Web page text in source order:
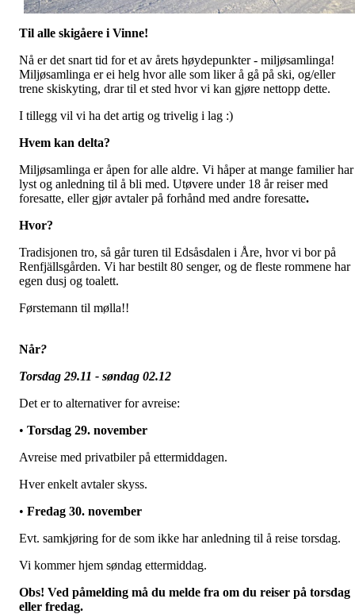
Til alle skigåere i Vinne!
Nå er det snart tid for et av årets høydepunkter - miljøsamlinga!
Miljøsamlinga er ei helg hvor alle som liker å gå på ski, og/eller
trene skiskyting, drar til et sted hvor vi kan gjøre nettopp dette.
I tillegg vil vi ha det artig og trivelig i lag :)
Hvem kan delta?
Miljøsamlinga er åpen for alle aldre. Vi håper at mange familier har
lyst og anledning til å bli med. Utøvere under 18 år reiser med
foresatte, eller gjør avtaler på forhånd med andre foresatte.
Hvor?
Tradisjonen tro, så går turen til Edsåsdalen i Åre, hvor vi bor på
Renfjällsgården. Vi har bestilt 80 senger, og de fleste rommene har
egen dusj og toalett.
Førstemann til mølla!!
Når?
Torsdag 29.11 - søndag 02.12
Det er to alternativer for avreise:
• Torsdag 29. november
Avreise med privatbiler på ettermiddagen.
Hver enkelt avtaler skyss.
• Fredag 30. november
Evt. samkjøring for de som ikke har anledning til å reise torsdag.
Vi kommer hjem søndag ettermiddag.
Obs! Ved påmelding må du melde fra om du reiser på torsdag
eller fredag.